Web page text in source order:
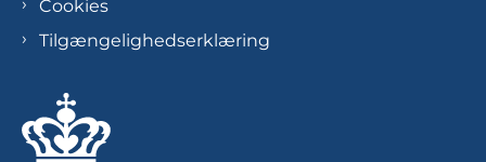
Cookies
Tilgængelighedserklæring